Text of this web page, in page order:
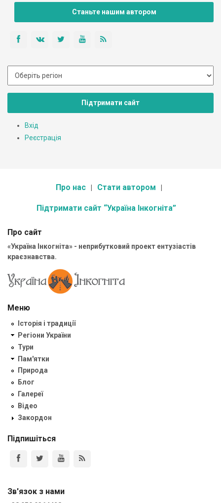
Станьте нашим автором
Підтримати сайт
Вхід
Реєстрація
Про нас Стати автором
Підтримати сайт “Україна Інкогніта”
Про сайт
«Україна Інкогніта» - неприбутковий проект ентузіастів
краєзнавства.
Меню
Історія і традиції
Регіони України
Тури
Пам'ятки
Природа
Блог
Галереї
Відео
Закордон
Підпишіться
Зв'язок з нами